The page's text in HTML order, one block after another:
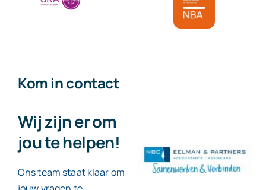
Kom in contact
Wij zijn er om
jou te helpen!
Ons team staat klaar om